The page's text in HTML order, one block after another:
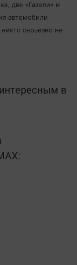
две «Газели» и
автомобили
серьезно не
в